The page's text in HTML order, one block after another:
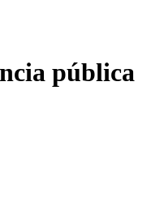
pública